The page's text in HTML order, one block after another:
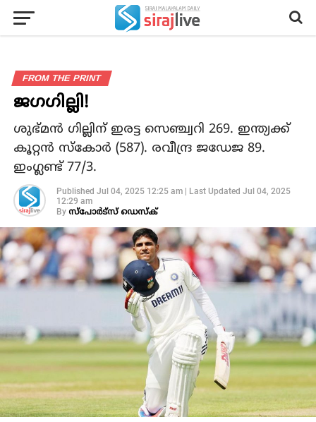
FROM THE PRINT
ജഗഗില്ലി!
ശുഭ്മൻ ഗില്ലിന് ഇരട്ട സെഞ്ച്വറി 269. ഇന്ത്യക്ക്
കൂറ്റൻ സ്കോർ (587). രവീന്ദ്ര ജഡേജ 89.
ഇംഗ്ലണ്ട് 77/3.
Published Jul 04, 2025 12:25 am| Last Updated Jul 04, 2025
12:29 am
By സ്‌പോര്‍ട്‌സ് ഡെസ്‌ക്‌